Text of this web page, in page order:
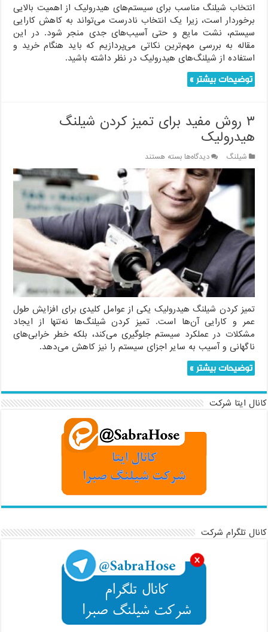
انتخاب شیلنگ مناسب برای سیستم‌های هیدرولیک از اهمیت بالایی
برخوردار است، زیرا یک انتخاب نادرست می‌تواند به کاهش کارایی
سیستم، نشت مایع و حتی آسیب‌های جدی منجر شود. در این
مقاله به بررسی مهم‌ترین نکاتی می‌پردازیم که باید هنگام خرید و
استفاده از شیلنگ‌های هیدرولیک در نظر داشته باشید.
توضیحات بیشتر »
۳ روش مفید برای تمیز کردن شیلنگ
هیدرولیک
شیلنگ دیدگاه‌هابرای
۳
روش
مفید
برای
تمیز
کردن
شیلنگ
هیدرولیک
بسته هستند
تمیز کردن شیلنگ هیدرولیک یکی از عوامل کلیدی برای افزایش طول
عمر و کارایی آن‌ها است. تمیز کردن شیلنگ‌ها نه‌تنها از ایجاد
مشکلات در عملکرد سیستم جلوگیری می‌کند، بلکه خطر خرابی‌های
ناگهانی و آسیب به سایر اجزای سیستم را نیز کاهش می‌دهد.
توضیحات بیشتر »
کانال ایتا شرکت
کانال تلگرام شرکت